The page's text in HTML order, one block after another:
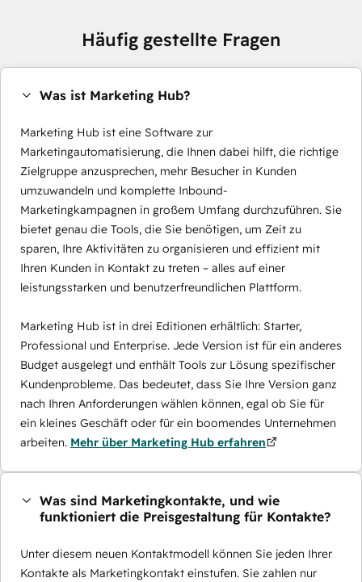
Häufig gestellte Fragen
Was ist Marketing Hub?
Marketing Hub ist eine Software zur
Marketingautomatisierung, die Ihnen dabei hilft, die richtige
Zielgruppe anzusprechen, mehr Besucher in Kunden
umzuwandeln und komplette Inbound-
Marketingkampagnen in großem Umfang durchzuführen. Sie
bietet genau die Tools, die Sie benötigen, um Zeit zu
sparen, Ihre Aktivitäten zu organisieren und effizient mit
Ihren Kunden in Kontakt zu treten – alles auf einer
leistungsstarken und benutzerfreundlichen Plattform.
Marketing Hub ist in drei Editionen erhältlich: Starter,
Professional und Enterprise. Jede Version ist für ein anderes
Budget ausgelegt und enthält Tools zur Lösung spezifischer
Kundenprobleme. Das bedeutet, dass Sie Ihre Version ganz
nach Ihren Anforderungen wählen können, egal ob Sie für
ein kleines Geschäft oder für ein boomendes Unternehmen
arbeiten. Mehr über Marketing Hub erfahren
Was sind Marketingkontakte, und wie
funktioniert die Preisgestaltung für Kontakte?
Unter diesem neuen Kontaktmodell können Sie jeden Ihrer
Kontakte als Marketingkontakt einstufen. Sie zahlen nur